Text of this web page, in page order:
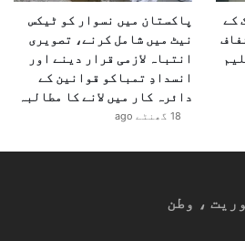
کے
پاکستان میں نسوار کو ٹیکس
نیٹ میں شامل کرنے، تصویری
انتباہ لازمی قرار دینے اور
انسدادِ تمباکو قوانین کے
دائرہ کار میں لانے کا مطالبہ
18 گھنٹے ago
، وطن